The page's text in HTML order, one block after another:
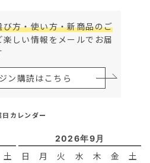
び方・使い方・新商品のご
楽しい情報をメールでお届
ン購読はこちら
日カレンダー
土
2026年9月
日 月 火 水 木 金 土